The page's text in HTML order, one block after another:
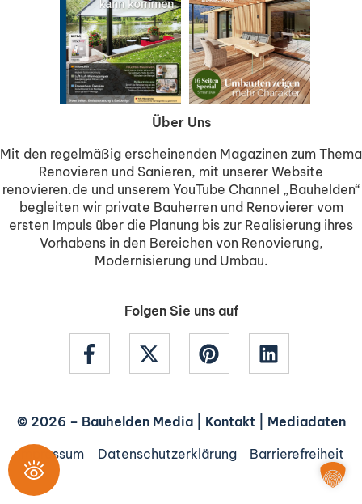
Über Uns
Mit den regelmäßig erscheinenden Magazinen zum Thema
Renovieren und Sanieren, mit unserer Website
renovieren.de und unserem YouTube Channel „Bauhelden“
begleiten wir private Bauherren und Renovierer vom
ersten Impuls über die Planung bis zur Realisierung ihres
Vorhabens in den Bereichen von Renovierung,
Modernisierung und Umbau.
Folgen Sie uns auf
© 2026 – Bauhelden Media| Kontakt| Mediadaten
Impressum
Datenschutzerklärung Barrierefreiheit